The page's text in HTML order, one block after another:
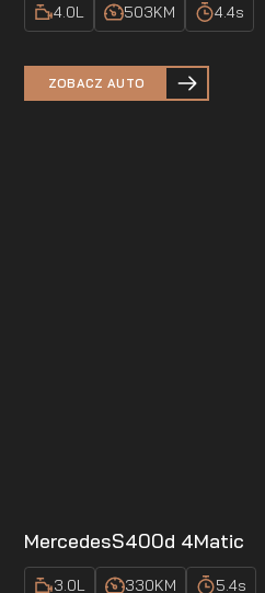
4.0L 503KM 4.4s
ZOBACZ AUTO
MercedesS400d 4Matic
3.0L 330KM 5.4s